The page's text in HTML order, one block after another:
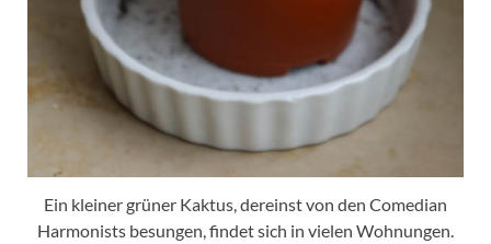
Ein kleiner grüner Kaktus, dereinst von den Comedian
Harmonists besungen, findet sich in vielen Wohnungen.